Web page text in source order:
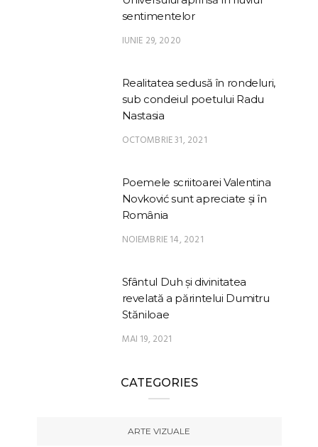
sentimentelor
IUNIE 29, 2020
Realitatea sedusă în rondeluri,
sub condeiul poetului Radu
Nastasia
OCTOMBRIE 31, 2021
Poemele scriitoarei Valentina
Novković sunt apreciate și în
România
NOIEMBRIE 14, 2021
Sfântul Duh și divinitatea
revelată a părintelui Dumitru
Stăniloae
MAI 19, 2021
CATEGORIES
ARTE VIZUALE